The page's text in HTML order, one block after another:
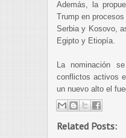
Además, la
Trump en
Serbia y Kosovo,
Egipto y Etiopía.
La nominación
conflictos activos
un nuevo alto el
Related Posts: